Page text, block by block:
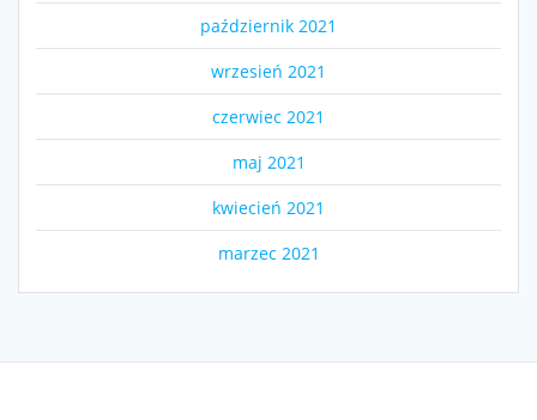
październik 2021
wrzesień 2021
czerwiec 2021
maj 2021
kwiecień 2021
marzec 2021